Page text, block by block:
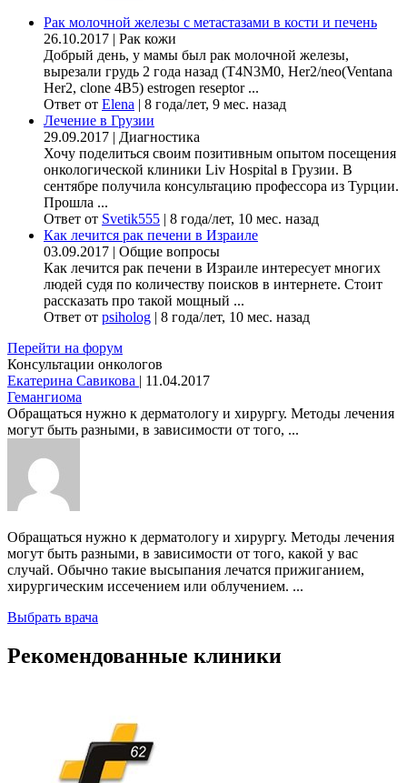
Рак молочной железы с метастазами в кости и печень
26.10.2017 | Рак кожи
Добрый день, у мамы был рак молочной железы,
вырезали грудь 2 года назад (Т4N3M0, Her2/neo(Ventana
Her2, clone 4B5) estrogen reseptor ...
Ответ от Elena | 8 года/лет, 9 мес. назад
Лечение в Грузии
29.09.2017 | Диагностика
Хочу поделиться своим позитивным опытом посещения
онкологической клиники Liv Hospital в Грузии. В
сентябре получила консультацию профессора из Турции.
Прошла ...
Ответ от Svetik555 | 8 года/лет, 10 мес. назад
Как лечится рак печени в Израиле
03.09.2017 | Общие вопросы
Как лечится рак печени в Израиле интересует многих
людей судя по количеству поисков в интернете. Стоит
рассказать про такой мощный ...
Ответ от psiholog | 8 года/лет, 10 мес. назад
Перейти на форум
Консультации онкологов
Екатерина Савикова | 11.04.2017
Гемангиома
Обращаться нужно к дерматологу и хирургу. Методы лечения
могут быть разными, в зависимости от того, ...
Обращаться нужно к дерматологу и хирургу. Методы лечения
могут быть разными, в зависимости от того, какой у вас
случай. Обычно такие высыпания лечатся прижиганием,
хирургическим иссечением или облучением. ...
Выбрать врача
Рекомендованные клиники